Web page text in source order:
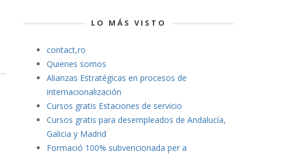
LO MÁS VISTO
contact,ro
Quienes somos
Alianzas Estratégicas en procesos de
internacionalización
Cursos gratis Estaciones de servicio
Cursos gratis para desempleados de Andalucía,
Galicia y Madrid
Formació 100% subvencionada per a